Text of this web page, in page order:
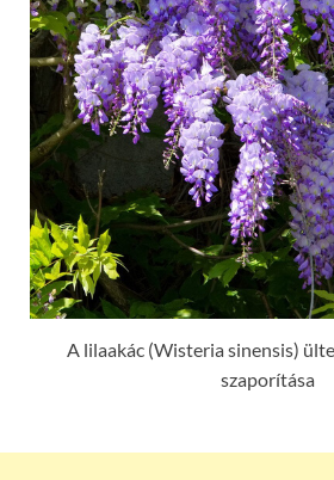
A lilaakác (Wisteria sinensis)
szaporítása